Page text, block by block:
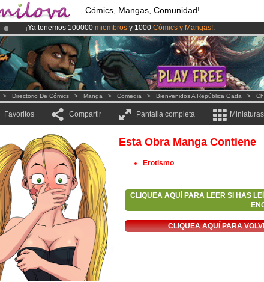
Cómics, Mangas, Comunidad!
¡Ya tenemos 100000 miembros y 1000 Cómics y Mangas!.
¡Conviertete en Premium por3.95 eurosal mes!Hazte Premium ya
El Kickstarter Amilova está desormado lanzado!.
> Directorio De Cómics > Manga > Comedia > Bienvenidos A República Gada >
Favoritos Compartir Pantalla completa Miniaturas
Esta Obra Manga Contiene
Erotismo
CLIQUEA AQUÍ PARA LEER SI HAS
CLIQUEA AQUÍ PARA